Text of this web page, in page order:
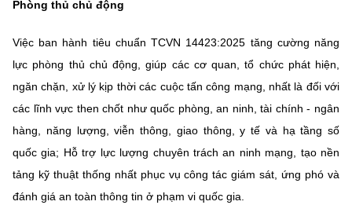
Tin tổng hợp
Tin địa phương
Sở hữu trí tuệ
Tiêu chuẩn, đo lường, chất lượng
Năng lượng nguyên tử
Khác
Videos
Infographic
Ảnh
Voice
Nhiệm vụ trọng tâm
Phòng thủ chủ động
Việc ban hành tiêu chuẩn TCVN 14423:2025 tăng cường năng
lực phòng thủ chủ động, giúp các cơ quan, tổ chức phát hiện,
ngăn chặn, xử lý kịp thời các cuộc tấn công mạng, nhất là đối với
các lĩnh vực then chốt như quốc phòng, an ninh, tài chính - ngân
hàng, năng lượng, viễn thông, giao thông, y tế và hạ tầng số
quốc gia; Hỗ trợ lực lượng chuyên trách an ninh mạng, tạo nền
tảng kỹ thuật thống nhất phục vụ công tác giám sát, ứng phó và
đánh giá an toàn thông tin ở phạm vi quốc gia.